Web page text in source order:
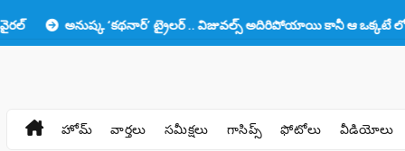
‘కథనార్’ ట్రైలర్ .. విజువల్స్ అదిరిపోయాయి కానీ ఆ ఒక్కటే లోటు!!
హోమ్ వార్తలు సమీక్షలు గాసిప్స్ ఫోటోలు వీడియోలు